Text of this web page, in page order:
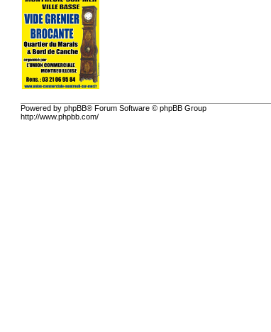
Powered by phpBB® Forum Software © phpBB Group
http://www.phpbb.com/